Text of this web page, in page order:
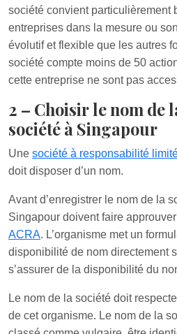
société convient particulièrement
entreprises dans la mesure ou
évolutif et flexible que les autres
société compte moins de 50
cette entreprise ne sont pas
2 – Choisir le nom de
société à Singapour
Une société à responsabilité
doit disposer d’un nom.
Avant d’enregistrer le nom de la
Singapour doivent faire
ACRA. L’organisme met un
disponibilité de nom directement
s’assurer de la disponibilité du
Le nom de la société doit
de cet organisme. Le nom de la